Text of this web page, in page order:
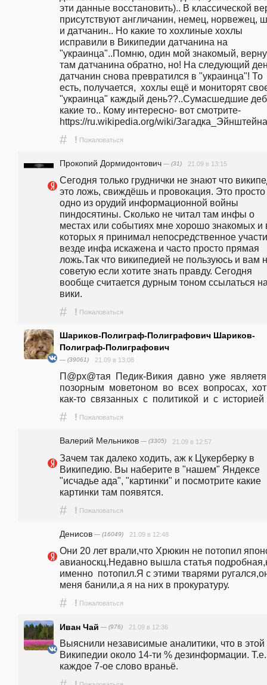
эти данные восстановить).. В классической
присутствуют англичанин, немец, норвежец,
и датчанин.. Но какие то хохлиные хохлы
исправили в Википедии датчанина на
"украинца"..Помню, один мой знакомый,
там датчанина обратно, но! На следующий
датчанин снова превратился в "украинца"! То
есть, получается,  хохлы ещё и мониторят
"украинца" каждый день??..Сумасшедшие
какие то.. Кому интересно- вот смотрите-
https://ru.wikipedia.org/wiki/Загадка_Эйнштейна
# ! Пожаловаться
Прокопий Дормидонтович — (31) 21.09 в 13:15
Сегодня только груднички не знают что
это ложь, свиждёшь и провокация. Это просто
одно из орудий информационной войны
пиндосятины. Сколько не читал там инфы о
местах или событиях мне хорошо знакомых и
которых я принимал непосредственное
везде инфа искажена и часто просто прямая
ложь.Так что википедией не пользуюсь и вам
советую если хотите знать правду. Сегодня
вообще считается дурным тоном ссылаться
вики.
# ! Пожаловаться
Шариков-Полиграф-Полиграфович Шариков-
Полиграф-Полиграфович
— (39061) 21.09 в 13:08
П@px@тая  Педик-Викия  давно  уже  являетя
позорным  моветоном  во  всех  вопросах,
как-то  связанных  с  политикой  и  с  историей
# ! Пожаловаться
Валерий Мельников — (3305) 21.09 в 12:57
Зачем так далеко ходить, аж к Цукерберку в
Википедию. Вы наберите в "нашем" Яндексе
"исчадье ада", "картинки" и посмотрите какие
картинки там появятся.
# ! Пожаловаться
Денисов — (16049) 21.09 в 12:48
Они 20 лет врали,что Хрюкин не потопил
авианоскц.Недавно вышла статья
именно  потопил.Я с этими тварями
меня банили,а я на них в прокуратуру.
# ! Пожаловаться
Иван Чай — (976) 21.09 в 12:36
Выяснили независимые аналитики, что в этой
Википедии около 14-ти % дезинформации. Т.е.
каждое 7-ое слово враньё.